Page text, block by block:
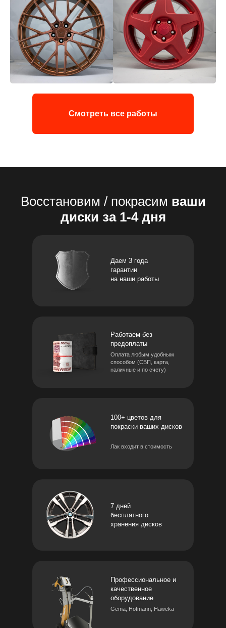
Смотреть все работы
Даем 3 года
гарантии
на наши работы
Работаем без
предоплаты
100+ цветов для
покраски ваших дисков
7 дней
бесплатного
хранения дисков
Профессиональное и
качественное
оборудование
Оплата любым удобным
способом (СБП, карта,
наличные и по счету)
Лак входит в стоимость
Gema, Hofmann, Haweka
Восстановим / покрасим ваши
диски за 1-4 дня